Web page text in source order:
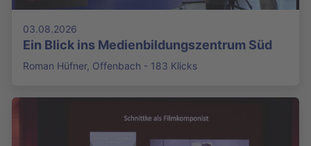
03.08.2026
Ein Blick ins Medienbildungszentrum Süd
Roman Hüfner, Offenbach - 183 Klicks